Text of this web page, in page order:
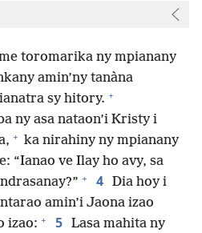
toromarika ny mpianany
amin’ny tanàna
sy hitory. +
ny asa nataon’i Kristy i
+ ka nirahiny ny mpianany
“Ianao ve Ilay ho avy, sa
+ 4 Dia hoy i
amin’i Jaona izao
izao: + 5 Lasa mahita ny